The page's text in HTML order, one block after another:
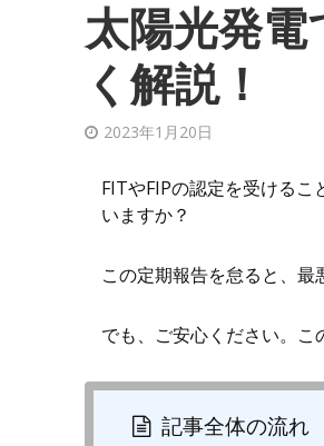
太陽光発
く解説！
2023年1月20日
FITやFIPの認定を受ける
いますか？
この定期報告を怠ると、最
でも、ご安心ください。こ
記事全体の流れ